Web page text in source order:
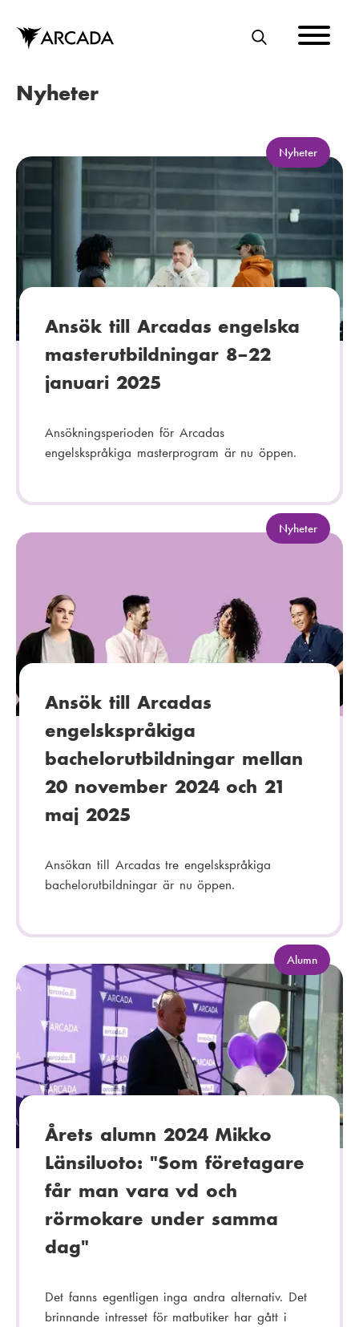
huvudinnehåll
S
Nyheter
Ansök till Arcadas engelska
masterutbildningar 8–22
januari 2025
Ansökningsperioden för Arcadas
engelskspråkiga masterprogram är nu öppen.
K
a
g
o
r
i
Nyheter
Ansök till Arcadas
engelskspråkiga
bachelorutbildningar mellan
20 november 2024 och 21
maj 2025
Ansökan till Arcadas tre engelskspråkiga
bachelorutbildningar är nu öppen.
K
a
Nyheter
Årets alumn 2024 Mikko
Länsiluoto: "Som företagare
får man vara vd och
rörmokare under samma
dag"
Det fanns egentligen inga andra alternativ. Det
brinnande intresset för matbutiker har gått i
K
a
t
e
g
o
r
Alumn